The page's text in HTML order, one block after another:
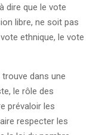
dire que le vote
libre, ne soit pas
ethnique, le vote
trouve dans une
le rôle des
prévaloir les
respecter les